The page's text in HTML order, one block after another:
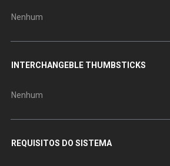
Nenhum
INTERCHANGEBLE THUMBSTICKS
Nenhum
REQUISITOS DO SISTEMA